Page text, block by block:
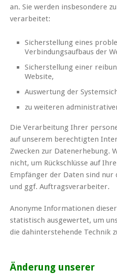
an. Sie werden insbesondere
verarbeitet:
Sicherstellung eines
Verbindungsaufbaus der
Sicherstellung einer
Website,
Auswertung der
zu weiteren
Die Verarbeitung Ihrer
auf unserem berechtigten
Zwecken zur Datenerhebung.
nicht, um Rückschlüsse auf
Empfänger der Daten sind
und ggf. Auftragsverarbeiter.
Anonyme Informationen
statistisch ausgewertet, um
die dahinterstehende Technik
Änderung unserer